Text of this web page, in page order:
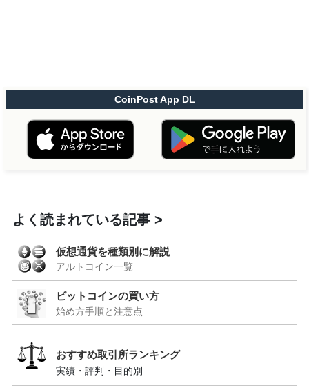
CoinPost App DL
よく読まれている記事
仮想通貨を種類別に解説
アルトコイン一覧
ビットコインの買い方
始め方手順と注意点
おすすめ取引所ランキング
実績・評判・目的別